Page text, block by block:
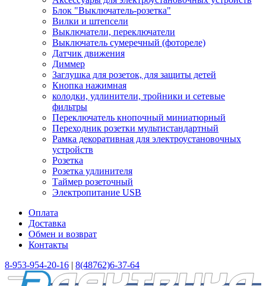
Блок "Выключатель-розетка"
Вилки и штепсели
Выключатели, переключатели
Выключатель сумеречный (фотореле)
Датчик движения
Диммер
Заглушка для розеток, для защиты детей
Кнопка нажимная
колодки, удлинители, тройники и сетевые
фильтры
Переключатель кнопочный миниатюрный
Переходник розетки мультистандартный
Рамка декоративная для электроустановочных
устройств
Розетка
Розетка удлинителя
Таймер розеточный
Электропитание USB
Оплата
Доставка
Обмен и возврат
Контакты
8-953-954-20-16 | 8(48762)6-37-64